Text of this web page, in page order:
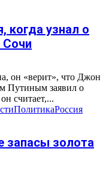
когда узнал о
Сочи
он «верит», что Джон
Путиным заявил о
считает,...
ПолитикаРоссия
запасы золота